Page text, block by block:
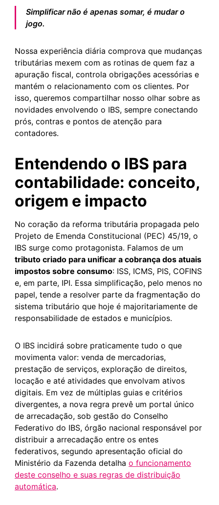
Simplificar não é apenas somar, é mudar o
jogo.
Nossa experiência diária comprova que mudanças
tributárias mexem com as rotinas de quem faz a
apuração fiscal, controla obrigações acessórias e
mantém o relacionamento com os clientes. Por
isso, queremos compartilhar nosso olhar sobre as
novidades envolvendo o IBS, sempre conectando
prós, contras e pontos de atenção para
contadores.
Entendendo o IBS para
contabilidade: conceito,
origem e impacto
No coração da reforma tributária propagada pelo
Projeto de Emenda Constitucional (PEC) 45/19, o
IBS surge como protagonista. Falamos de um
tributo criado para unificar a cobrança dos atuais
impostos sobre consumo: ISS, ICMS, PIS, COFINS
e, em parte, IPI. Essa simplificação, pelo menos no
papel, tende a resolver parte da fragmentação do
sistema tributário que hoje é majoritariamente de
responsabilidade de estados e municípios.
O IBS incidirá sobre praticamente tudo o que
movimenta valor: venda de mercadorias,
prestação de serviços, exploração de direitos,
locação e até atividades que envolvam ativos
digitais. Em vez de múltiplas guias e critérios
divergentes, a nova regra prevê um portal único
de arrecadação, sob gestão do Conselho
Federativo do IBS, órgão nacional responsável por
distribuir a arrecadação entre os entes
federativos, segundo apresentação oficial do
Ministério da Fazenda detalha o funcionamento
deste conselho e suas regras de distribuição
automática.